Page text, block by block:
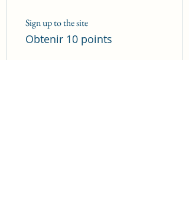
Sign up to the site
Obtenir 10 points